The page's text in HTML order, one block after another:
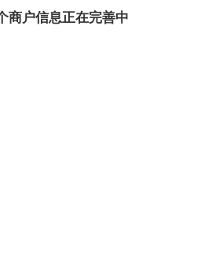
商户信息正在完善中